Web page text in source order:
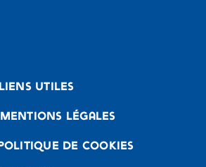
Liens utiles
Mentions légales
de cookies